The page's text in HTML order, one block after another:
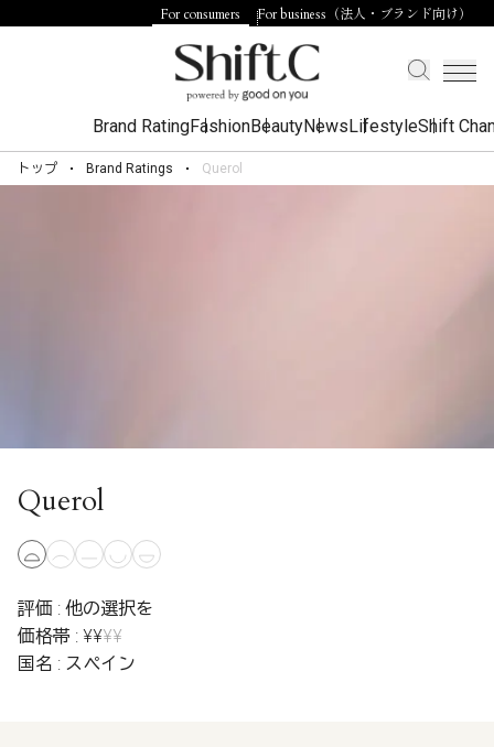
For consumers For business（法人・ブランド向け）
Brand RatingFashionBeautyNewsLifestyleShift
トップ Brand Ratings Querol
Querol
評価 : 他の選択を
価格帯 : ¥¥¥¥
国名 : スペイン